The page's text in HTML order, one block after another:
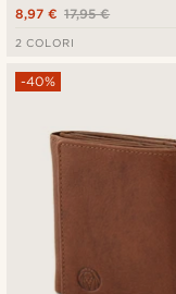
17,95 €
8,97 €
2 COLORI
-40%